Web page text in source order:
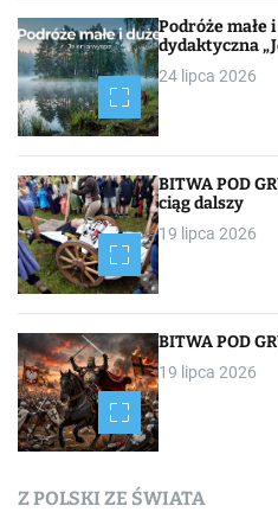
Podróże małe
dydaktyczna
24 lipca 2026
BITWA POD
ciąg dalszy
19 lipca 2026
BITWA POD
19 lipca 2026
Z POLSKI ZE ŚWIATA